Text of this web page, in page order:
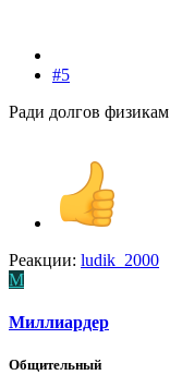
#5
Ради долгов физикам
Реакции: ludik_2000
М
Миллиардер
Общительный